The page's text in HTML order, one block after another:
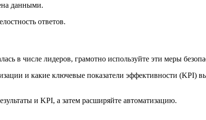
данными.
ответов.
в числе лидеров, грамотно используйте эти меры
и какие ключевые показатели эффективности (KPI)
и KPI, а затем расширяйте автоматизацию.